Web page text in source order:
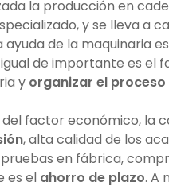
la producción en
y se lleva a
ayuda de la maquinaria
de importante es el
y organizar el proceso
del factor económico, la
, alta calidad de los
en fábrica,
es el ahorro de plazo. A